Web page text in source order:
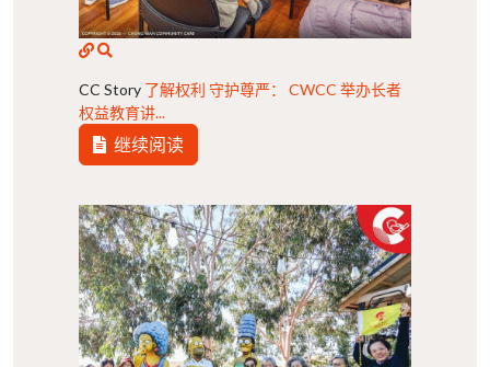
CC Story 了解权利 守护尊严： CWCC 举办长者
权益教育讲...
继续阅读